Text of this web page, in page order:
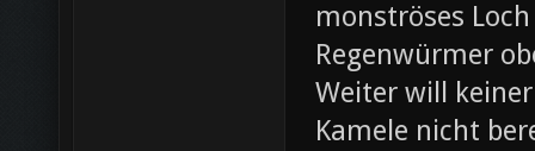
monströses
Regenwürmer
Weiter will
Kamele nicht